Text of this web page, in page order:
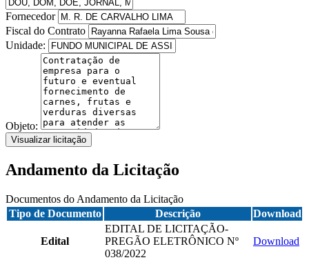
Fornecedor
Fiscal do Contrato
Unidade:
Objeto:
Visualizar licitação
Andamento da Licitação
Documentos do Andamento da Licitação
Tipo de Documento
Descrição Download
Edital
EDITAL DE LICITAÇÃO-
PREGÃO ELETRÔNICO Nº
038/2022
Download